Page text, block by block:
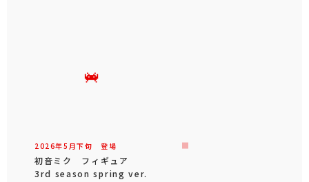
2026年5 月下旬 登場
初音ミク フィギュア
3rd season spring ver.